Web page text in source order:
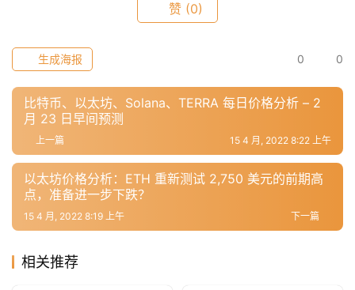
具
推
荐
赞 (0)
0 0
生成海报
比特币、以太坊、Solana、TERRA 每日价格分析 – 2
月 23 日早间预测
上一篇 15 4 月, 2022 8:22 上午
以太坊价格分析：ETH 重新测试 2,750 美元的前期高
点，准备进一步下跌？
下一篇
15 4 月, 2022 8:19 上午
相关推荐